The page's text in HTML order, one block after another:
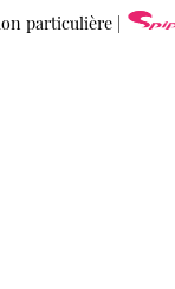
particulière |